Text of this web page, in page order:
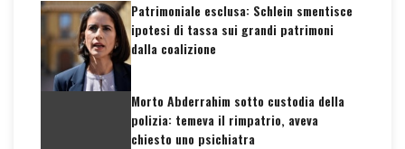
Patrimoniale esclusa: Schlein smentisce
ipotesi di tassa sui grandi patrimoni
dalla coalizione
Morto Abderrahim sotto custodia della
polizia: temeva il rimpatrio, aveva
chiesto uno psichiatra